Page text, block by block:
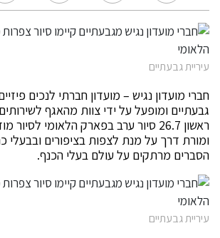
עיריית גבעתיים
חברי מועדון נגיש – מועדון חברתי לנכים
גבעתיים ומופעל על ידי צוות מהאגף
ראשון 26.7 סיור ערב בפארק הלאומי
ומורת דרך על מנת לצפות בציפורים ובבעלי
הסברים מרתקים על עולם בעלי הכנף.
עיריית גבעתיים